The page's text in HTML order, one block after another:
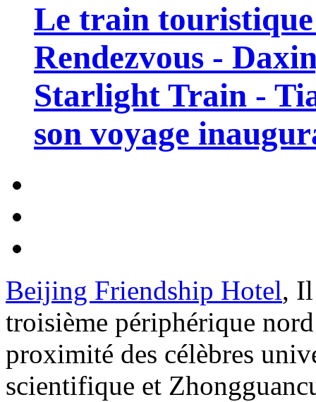
Le train
Rendezvous -
Starlight Train -
son voyage
Beijing Friendship Hotel,
troisième périphérique
proximité des célèbres
scientifique et